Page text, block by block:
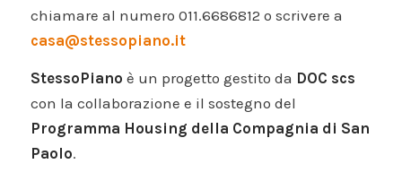
chiamare al numero 011.6686812 o scrivere a
casa@stessopiano.it
StessoPiano è un progetto gestito da DOC scs
con la collaborazione e il sostegno del
Programma Housing della Compagnia di San
Paolo.